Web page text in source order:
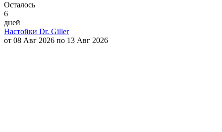
Осталось
6
дней
Настойки Dr. Giller
от 08 Авг 2026 по 13 Авг 2026